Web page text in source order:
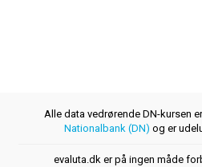
Alle data vedrørende DN-kursen
Nationalbank (DN) og er
evaluta.dk er på ingen måde